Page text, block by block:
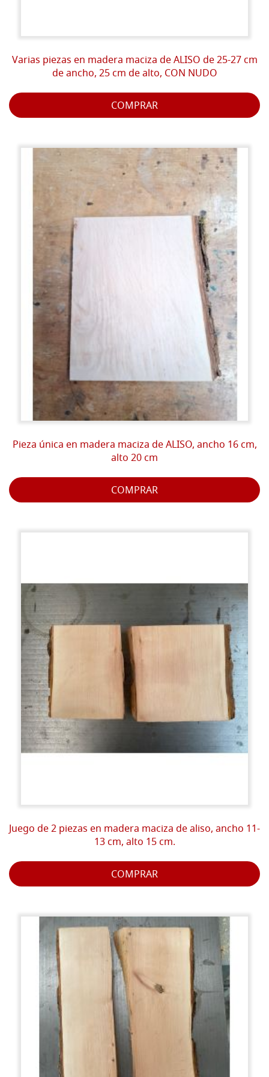
Varias piezas en madera maciza de ALISO de 25-27 cm
de ancho, 25 cm de alto, CON NUDO
COMPRAR
Pieza única en madera maciza de ALISO, ancho 16 cm,
alto 20 cm
COMPRAR
Juego de 2 piezas en madera maciza de aliso, ancho 11-
13 cm, alto 15 cm.
COMPRAR